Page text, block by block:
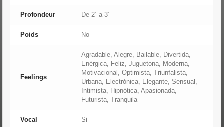
Profondeur De 2´ a 3´
Poids No
Feelings
Agradable, Alegre, Bailable, Divertida,
Enérgica, Feliz, Juguetona, Moderna,
Motivacional, Optimista, Triunfalista,
Urbana, Electrónica, Elegante, Sensual,
Intimista, Hipnótica, Apasionada,
Futurista, Tranquila
Vocal Si